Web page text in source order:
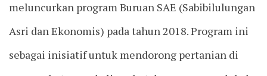
meluncurkan program Buruan SAE (Sabibilulungan
Asri dan Ekonomis) pada tahun 2018. Program ini
sebagai inisiatif untuk mendorong pertanian di